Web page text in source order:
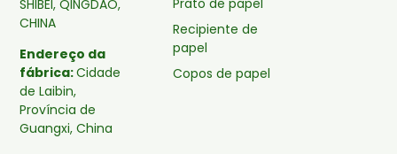
SHIBEI, QINGDAO,
CHINA
Endereço da
fábrica:Cidade
de Laibin,
Província de
Guangxi, China
Prato de papel
Recipiente de
papel
Copos de papel